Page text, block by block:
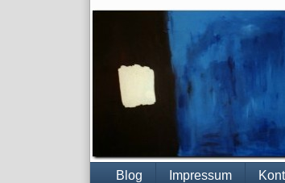
Blog Impressum